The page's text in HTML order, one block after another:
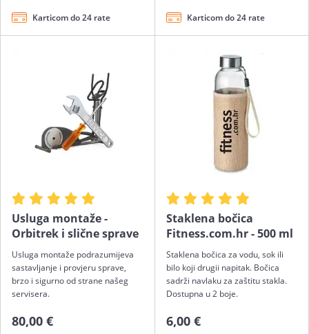
Karticom do 24 rate Karticom do 24 rate
Usluga montaže -
Orbitrek i slične sprave
Usluga montaže podrazumijeva
sastavljanje i provjeru sprave,
brzo i sigurno od strane našeg
servisera.
80,00 €
Staklena bočica
Fitness.com.hr - 500 ml
Staklena bočica za vodu, sok ili
bilo koji drugii napitak. Bočica
sadrži navlaku za zaštitu stakla.
Dostupna u 2 boje.
6,00 €